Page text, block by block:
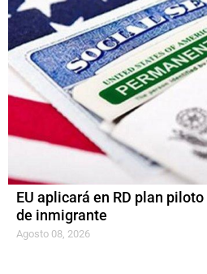
EU aplicará en RD plan
de inmigrante
Agosto 08, 2026